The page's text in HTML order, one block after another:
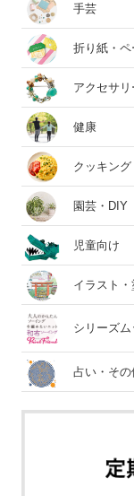
手芸
折り紙・ペ
アクセサリ
健康
クッキング
園芸・DIY
児童向け
イラスト
シリーズム
占い・その